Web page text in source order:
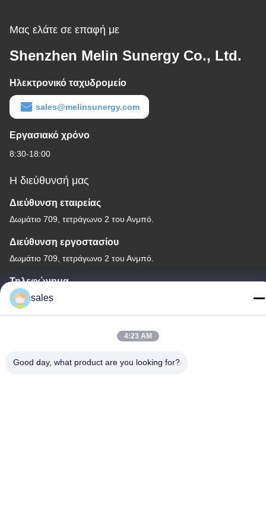
Μας ελάτε σε επαφή με
Shenzhen Melin Sunergy Co., Ltd.
Ηλεκτρονικό ταχυδρομείο
sales@melinsunergy.com
Εργασιακό χρόνο
8:30-18:00
Η διεύθυνσή μας
Διεύθυνση εταιρείας
Δωμάτιο 709, τετράγωνο 2 του Ανμπό.
Διεύθυνση εργοστασίου
Δωμάτιο 709, τετράγωνο 2 του Ανμπό.
Τηλεφώνημα
+86-755-89378575
Καλή ποιότητα της Κίνας Ηλιακός ελεγκτής δαπανών PWM
sales
4:23 AM
Good day, what product are you looking for?